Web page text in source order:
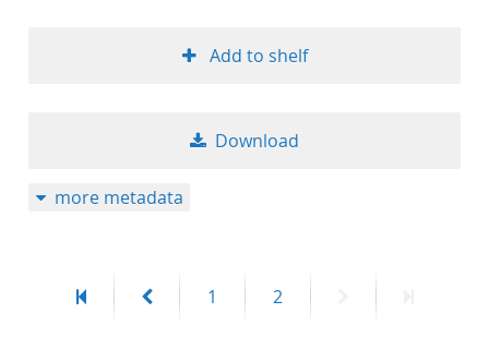
Add to shelf
Download
more metadata
First
PreviousPage
1 Page
2